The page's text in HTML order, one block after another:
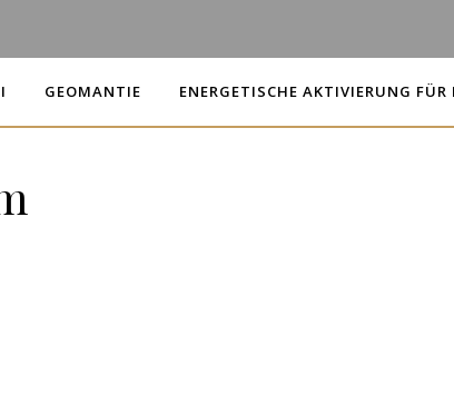
GEOMANTIE ENERGETISCHE AKTIVIERUNG